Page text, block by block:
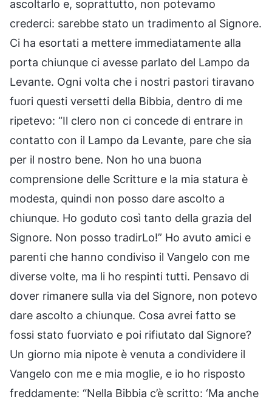
ascoltarlo e, soprattutto, non potevamo
crederci: sarebbe stato un tradimento al Signore.
Ci ha esortati a mettere immediatamente alla
porta chiunque ci avesse parlato del Lampo da
Levante. Ogni volta che i nostri pastori tiravano
fuori questi versetti della Bibbia, dentro di me
ripetevo: “Il clero non ci concede di entrare in
contatto con il Lampo da Levante, pare che sia
per il nostro bene. Non ho una buona
comprensione delle Scritture e la mia statura è
modesta, quindi non posso dare ascolto a
chiunque. Ho goduto così tanto della grazia del
Signore. Non posso tradirLo!” Ho avuto amici e
parenti che hanno condiviso il Vangelo con me
diverse volte, ma li ho respinti tutti. Pensavo di
dover rimanere sulla via del Signore, non potevo
dare ascolto a chiunque. Cosa avrei fatto se
fossi stato fuorviato e poi rifiutato dal Signore?
Un giorno mia nipote è venuta a condividere il
Vangelo con me e mia moglie, e io ho risposto
freddamente: “Nella Bibbia c’è scritto: ‘Ma anche